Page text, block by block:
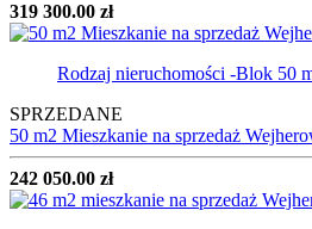
319 300.00 zł
Rodzaj nieruchomości -Blok 50
SPRZEDANE
50 m2 Mieszkanie na sprzedaż
242 050.00 zł